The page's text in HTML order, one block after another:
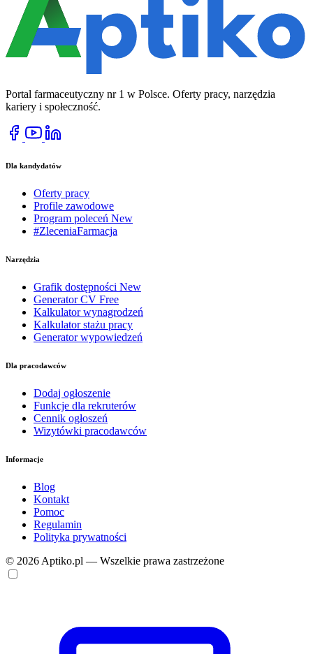
Portal farmaceutyczny nr 1 w Polsce. Oferty pracy, narzędzia
kariery i społeczność.
Dla kandydatów
Oferty pracy
Profile zawodowe
Program poleceń New
#ZleceniaFarmacja
Narzędzia
Grafik dostępności New
Generator CV Free
Kalkulator wynagrodzeń
Kalkulator stażu pracy
Generator wypowiedzeń
Dla pracodawców
Dodaj ogłoszenie
Funkcje dla rekruterów
Cennik ogłoszeń
Wizytówki pracodawców
Informacje
Blog
Kontakt
Pomoc
Regulamin
Polityka prywatności
© 2026 Aptiko.pl — Wszelkie prawa zastrzeżone